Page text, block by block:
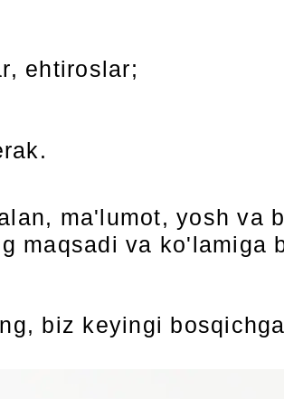
ehtiroslar;
ma'lumot, yosh va
maqsadi va ko'lamiga
biz keyingi